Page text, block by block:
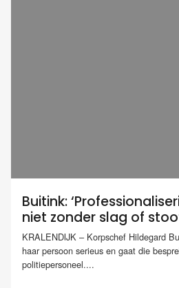
Buitink:
niet zonder slag of
KRALENDIJK – Korpschef Hildegard
haar persoon serieus en gaat die
politiepersoneel....